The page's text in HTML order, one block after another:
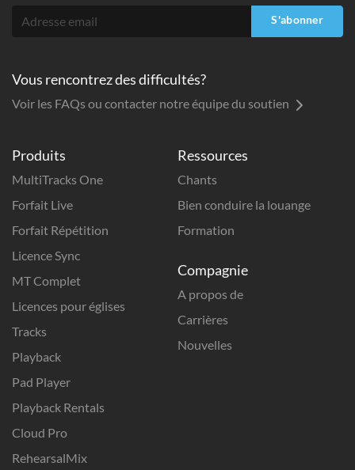
Produits
MultiTracks One
Forfait Live
Forfait Répétition
Licence Sync
MT Complet
Licences pour églises
Tracks
Playback
Pad Player
Playback Rentals
Cloud Pro
RehearsalMix
Ressources
Chants
Bien conduire la louange
Formation
Compagnie
A propos de
Carrières
Nouvelles
S'abonner
Vous rencontrez des difficultés?
Voir les FAQs ou contacter notre équipe du soutien